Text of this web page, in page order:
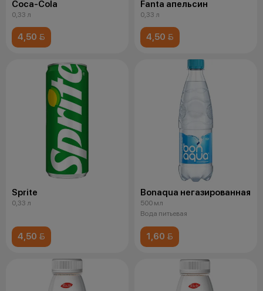
Coca-Cola
0,33 л
4,50 
Fanta апельсин
0,33 л
4,50 
Sprite
0,33 л
4,50 
Bonaqua негазированная
500 мл
Вода питьевая
1,60 